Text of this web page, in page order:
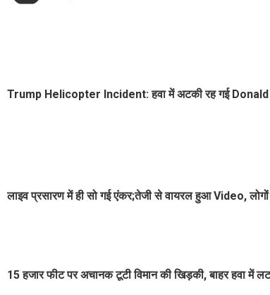
Trump Helicopter Incident: हवा में अटकी रह गई Donald
लाइव प्रसारण में ही सो गई एंकर;तेजी से वायरल हुआ Video,
15 हजार फीट पर अचानक टूटी विमान की खिड़की, बाहर हवा में